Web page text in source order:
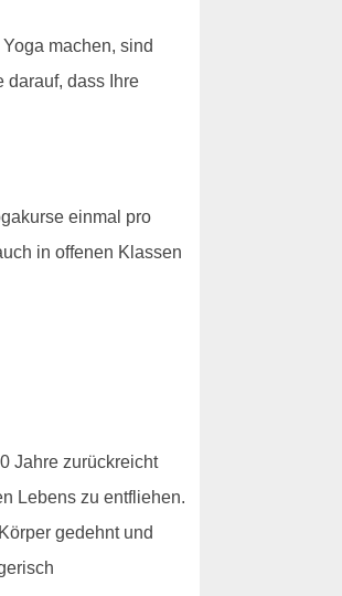
machen, sind
darauf, dass Ihre
einmal pro
in offenen Klassen
Jahre zurückreicht
Lebens zu entfliehen.
gedehnt und